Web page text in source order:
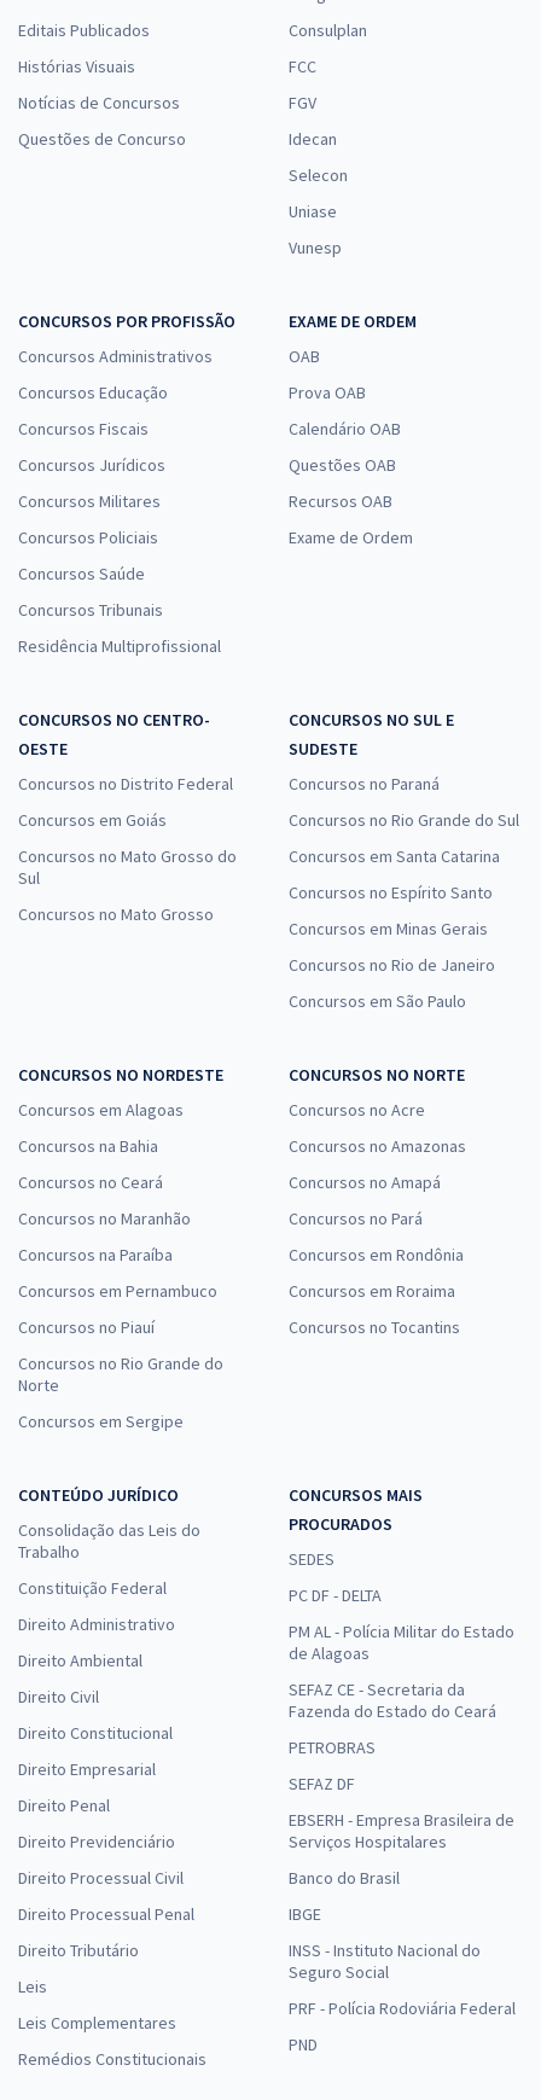
Editais Publicados
Histórias Visuais
Notícias de Concursos
Questões de Concurso
Consulplan
FCC
FGV
Idecan
Selecon
Uniase
Vunesp
CONCURSOS POR PROFISSÃO
Concursos Administrativos
Concursos Educação
Concursos Fiscais
Concursos Jurídicos
Concursos Militares
Concursos Policiais
Concursos Saúde
Concursos Tribunais
Residência Multiprofissional
EXAME DE ORDEM
OAB
Prova OAB
Calendário OAB
Questões OAB
Recursos OAB
Exame de Ordem
CONCURSOS NO CENTRO-
OESTE
Concursos no Distrito Federal
Concursos em Goiás
Concursos no Mato Grosso do
Sul
Concursos no Mato Grosso
CONCURSOS NO SUL E
SUDESTE
Concursos no Paraná
Concursos no Rio Grande do Sul
Concursos em Santa Catarina
Concursos no Espírito Santo
Concursos em Minas Gerais
Concursos no Rio de Janeiro
Concursos em São Paulo
CONCURSOS NO NORDESTE
Concursos em Alagoas
Concursos na Bahia
Concursos no Ceará
Concursos no Maranhão
Concursos na Paraíba
Concursos em Pernambuco
Concursos no Piauí
Concursos no Rio Grande do
Norte
Concursos em Sergipe
CONCURSOS NO NORTE
Concursos no Acre
Concursos no Amazonas
Concursos no Amapá
Concursos no Pará
Concursos em Rondônia
Concursos em Roraima
Concursos no Tocantins
CONTEÚDO JURÍDICO
Consolidação das Leis do
Trabalho
Constituição Federal
Direito Administrativo
Direito Ambiental
Direito Civil
Direito Constitucional
Direito Empresarial
Direito Penal
Direito Previdenciário
Direito Processual Civil
Direito Processual Penal
Direito Tributário
Leis
Leis Complementares
Remédios Constitucionais
CONCURSOS MAIS
PROCURADOS
SEDES
PC DF - DELTA
PM AL - Polícia Militar do Estado
de Alagoas
SEFAZ CE - Secretaria da
Fazenda do Estado do Ceará
PETROBRAS
SEFAZ DF
EBSERH - Empresa Brasileira de
Serviços Hospitalares
Banco do Brasil
IBGE
INSS - Instituto Nacional do
Seguro Social
PRF - Polícia Rodoviária Federal
PND